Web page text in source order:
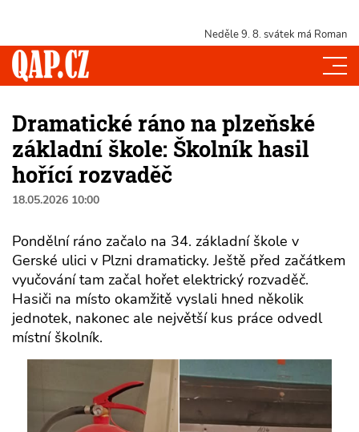
Neděle 9. 8. svátek má Roman
Dramatické ráno na plzeňské
základní škole: Školník hasil
hořící rozvaděč
18.05.2026 10:00
Pondělní ráno začalo na 34. základní škole v
Gerské ulici v Plzni dramaticky. Ještě před začátkem
vyučování tam začal hořet elektrický rozvaděč.
Hasiči na místo okamžitě vyslali hned několik
jednotek, nakonec ale největší kus práce odvedl
místní školník.